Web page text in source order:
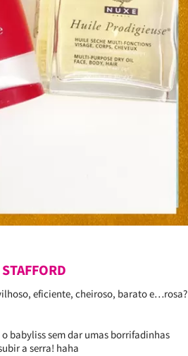
eficiente, cheiroso, barato e…rosa?
babyliss sem dar umas borrifadinhas
a serra! haha